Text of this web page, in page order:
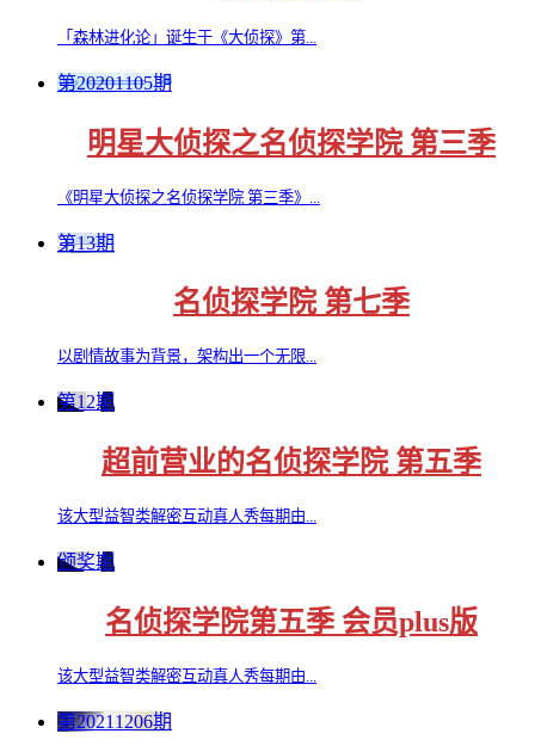
「森林进化论」诞生于《大侦探》第...
第20201105期
明星大侦探之名侦探学院 第三季
《明星大侦探之名侦探学院 第三季》...
第13期
名侦探学院 第七季
以剧情故事为背景，架构出一个无限...
第12期
超前营业的名侦探学院 第五季
该大型益智类解密互动真人秀每期由...
颁奖期
名侦探学院第五季 会员plus版
该大型益智类解密互动真人秀每期由...
第20211206期